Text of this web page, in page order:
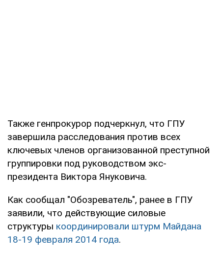
Также генпрокурор подчеркнул, что ГПУ
завершила расследования против всех
ключевых членов организованной преступной
группировки под руководством экс-
президента Виктора Януковича.
Как сообщал "Обозреватель", ранее в ГПУ
заявили, что действующие силовые
структуры координировали штурм Майдана
18-19 февраля 2014 года.